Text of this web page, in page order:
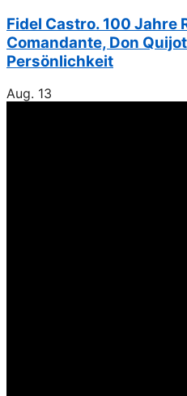
Fidel Castro. 100 Jahre
Comandante, Don
Persönlichkeit
Aug. 13